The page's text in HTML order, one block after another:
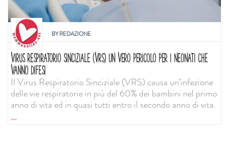
BYREDAZIONE
VIRUS RESPIRATORIO SINCIZIALE (VRS) UN VERO PERICOLO PER I NEONATI CHE
VANNO DIFESI
Il Virus Respiratorio Sinciziale (VRS) causa un’infezione
delle vie respiratorie in più del 60% dei bambini nel primo
anno di vita ed in quasi tutti entro il secondo anno di vita.
...